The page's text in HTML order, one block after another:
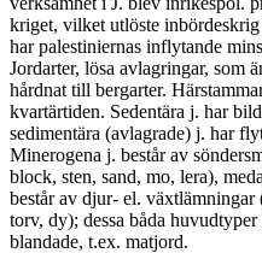
kriget, vilket utlöste
har palestiniernas inflytande
Jordarter, lösa avlagringar, som
hårdnat till bergarter.
kvartärtiden. Sedentära j. har
sedimentära (avlagrade) j. har
Minerogena j. består av
block, sten, sand, mo, lera),
består av djur- el. växtlämningar
torv, dy); dessa båda huvudtyper
blandade, t.ex. matjord.